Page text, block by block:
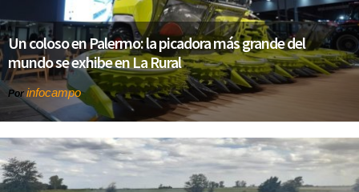
Un coloso en Palermo: la picadora más grande del
mundo se exhibe en La Rural
Por infocampo